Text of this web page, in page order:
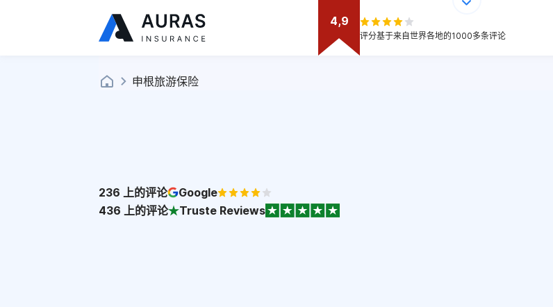
4,9
评分基于来自世界各地的1000多条评论
申根旅游保险
236 上的评论
Google
436 上的评论 Truste Reviews